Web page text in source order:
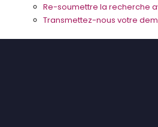
Re-soumettre la recherche
Transmettez-nous votre